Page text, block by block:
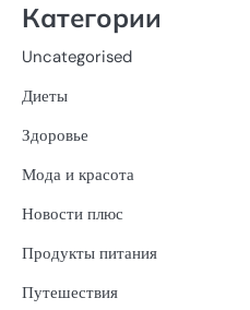
Категории
Uncategorised
Диеты
Здоровье
Мода и красота
Новости плюс
Продукты питания
Путешествия